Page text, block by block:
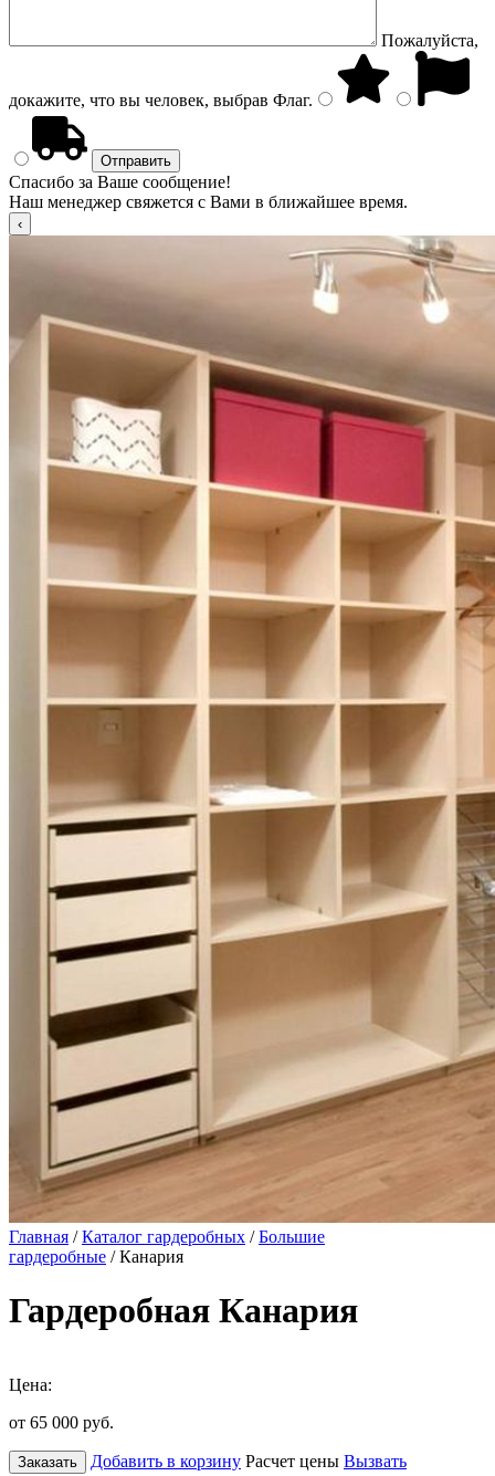
Пожалуйста,
докажите, что вы человек, выбрав Флаг.
Спасибо за Ваше сообщение!
Наш менеджер свяжется с Вами в ближайшее время.
Главная /Каталог гардеробных /Большие
гардеробные / Канария
Гардеробная Канария
Цена:
от 65 000 руб.
Заказать Добавить в корзину Расчет цены Вызвать